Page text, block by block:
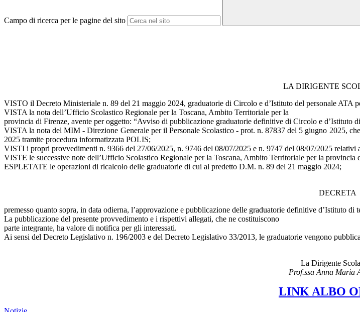
Campo di ricerca per le pagine del sito
LA DIRIGENTE
VISTO il Decreto Ministeriale n. 89 del 21 maggio 2024, graduatorie di Circolo e d’Istituto del personale ATA
VISTA la nota dell’Ufficio Scolastico Regionale per la Toscana, Ambito Territoriale per la
provincia di Firenze, avente per oggetto: “Avviso di pubblicazione graduatorie definitive di Circolo e d’Istituto
VISTA la nota del MIM - Direzione Generale per il Personale Scolastico - prot. n. 87837 del 5 giugno 2025,
2025 tramite procedura informatizzata POLIS;
VISTI i propri provvedimenti n. 9366 del 27/06/2025, n. 9746 del 08/07/2025 e n. 9747 del 08/07/2025 relativi
VISTE le successive note dell’Ufficio Scolastico Regionale per la Toscana, Ambito Territoriale per la
ESPLETATE le operazioni di ricalcolo delle graduatorie di cui al predetto D.M. n. 89 del 21 maggio 2024;
DECRETA
premesso quanto sopra, in data odierna, l’approvazione e pubblicazione delle graduatorie definitive d’Istituto
La pubblicazione del presente provvedimento e i rispettivi allegati, che ne costituiscono
parte integrante, ha valore di notifica per gli interessati.
Ai sensi del Decreto Legislativo n. 196/2003 e del Decreto Legislativo 33/2013, le graduatorie vengono
La Dirigente
Prof.ssa Anna Maria
LINK ALBO